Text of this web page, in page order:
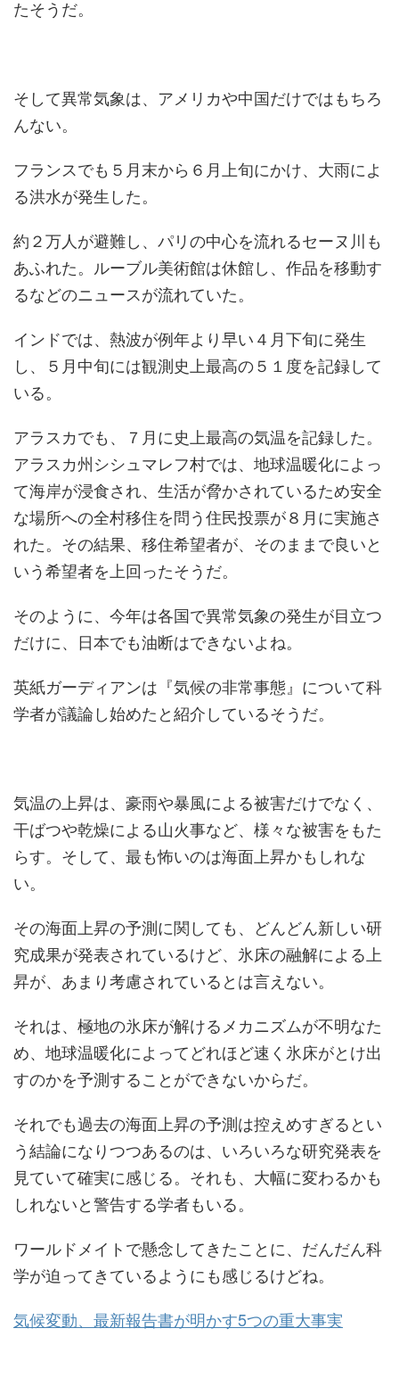
たそうだ。
そして異常気象は、アメリカや中国だけではもちろ
んない。
フランスでも５月末から６月上旬にかけ、大雨によ
る洪水が発生した。
約２万人が避難し、パリの中心を流れるセーヌ川も
あふれた。ルーブル美術館は休館し、作品を移動す
るなどのニュースが流れていた。
インドでは、熱波が例年より早い４月下旬に発生
し、５月中旬には観測史上最高の５１度を記録して
いる。
アラスカでも、７月に史上最高の気温を記録した。
アラスカ州シシュマレフ村では、地球温暖化によっ
て海岸が浸食され、生活が脅かされているため安全
な場所への全村移住を問う住民投票が８月に実施さ
れた。その結果、移住希望者が、そのままで良いと
いう希望者を上回ったそうだ。
そのように、今年は各国で異常気象の発生が目立つ
だけに、日本でも油断はできないよね。
英紙ガーディアンは『気候の非常事態』について科
学者が議論し始めたと紹介しているそうだ。
気温の上昇は、豪雨や暴風による被害だけでなく、
干ばつや乾燥による山火事など、様々な被害をもた
らす。そして、最も怖いのは海面上昇かもしれな
い。
その海面上昇の予測に関しても、どんどん新しい研
究成果が発表されているけど、氷床の融解による上
昇が、あまり考慮されているとは言えない。
それは、極地の氷床が解けるメカニズムが不明なた
め、地球温暖化によってどれほど速く氷床がとけ出
すのかを予測することができないからだ。
それでも過去の海面上昇の予測は控えめすぎるとい
う結論になりつつあるのは、いろいろな研究発表を
見ていて確実に感じる。それも、大幅に変わるかも
しれないと警告する学者もいる。
ワールドメイトで懸念してきたことに、だんだん科
学が迫ってきているようにも感じるけどね。
気候変動、最新報告書が明かす5つの重大事実